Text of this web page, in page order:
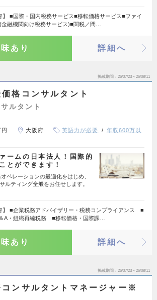
】 ■国際・国内税務サービス■移転価格サービス■ファイ
金融機関向け税務サービス)■関税／間…
あり 詳細へ
掲載期間 26/07/23～26/08/11
価格コンサルタント
ルタント
大阪府 英語力が必要
年収600万以
ームの日本法人！国際的
とができます！
ペレーションの最適化をはじめ、
ルティング全般をお任せします。
】 ■企業税務アドバイザリー・税務コンプライアンス ■
A・組織再編税務 ■移転価格・国際課…
あり 詳細へ
掲載期間 26/07/23～26/08/11
コンサルタントマネージャー※